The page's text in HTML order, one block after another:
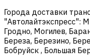
Города доставки
"Автолайтэкспресс":
Гродно, Могилев,
Береза, Березино,
Бобруйск , Большая